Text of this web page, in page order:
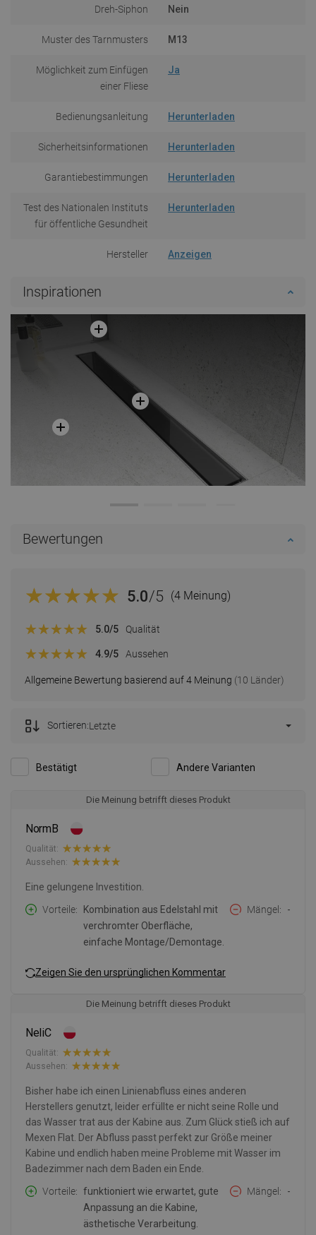
Dreh-Siphon Nein
Muster des Tarnmusters M13
Möglichkeit zum Einfügen
einer Fliese
Ja
Bedienungsanleitung Herunterladen
Sicherheitsinformationen Herunterladen
Garantiebestimmungen Herunterladen
Test des Nationalen Instituts
für öffentliche Gesundheit
Herunterladen
Hersteller Anzeigen
Inspirationen
Bewertungen
5.0/5 (4 Meinung)
Allgemeine Bewertung basierend auf 4 Meinung (10 Länder)
5.0/5 Qualität
4.9/5 Aussehen
Bestätigt Andere Varianten
Sortieren:Letzte
Die Meinung betrifft dieses Produkt
NormB
Qualität:
Aussehen:
Eine gelungene Investition.
Vorteile
Kombination aus Edelstahl mit
verchromter Oberfläche,
einfache Montage/Demontage.
Mängel -
Zeigen Sie den ursprünglichen Kommentar
Die Meinung betrifft dieses Produkt
NeliC
Qualität:
Aussehen:
Bisher habe ich einen Linienabfluss eines anderen
Herstellers genutzt, leider erfüllte er nicht seine Rolle und
das Wasser trat aus der Kabine aus. Zum Glück stieß ich auf
Mexen Flat. Der Abfluss passt perfekt zur Größe meiner
Kabine und endlich haben meine Probleme mit Wasser im
Badezimmer nach dem Baden ein Ende.
Vorteile
funktioniert wie erwartet, gute
Anpassung an die Kabine,
ästhetische Verarbeitung.
Mängel -